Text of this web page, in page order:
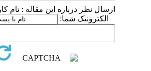
ارسال نظر درباره این مقاله : نام
الکترونیک شما: